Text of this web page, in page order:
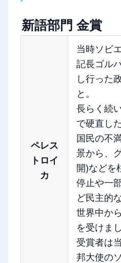
新語部門 金賞
ペレス
トロイ
カ
当時ソビ
記長ゴル
し行った
と。
長らく続
で硬直し
国民の不
景から、
開)などを
停止や一
ど民主的
世界中か
を受けま
受賞者は
邦大使の